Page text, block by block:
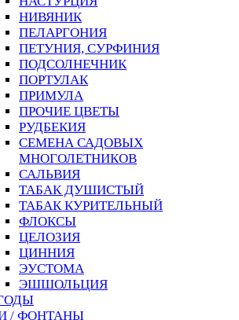
НИВЯНИК
ПЕЛАРГОНИЯ
ПЕТУНИЯ, СУРФИНИЯ
ПОДСОЛНЕЧНИК
ПОРТУЛАК
ПРИМУЛА
ПРОЧИЕ ЦВЕТЫ
РУДБЕКИЯ
СЕМЕНА САДОВЫХ
МНОГОЛЕТНИКОВ
САЛЬВИЯ
ТАБАК ДУШИСТЫЙ
ТАБАК КУРИТЕЛЬНЫЙ
ФЛОКСЫ
ЦЕЛОЗИЯ
ЦИННИЯ
ЭУСТОМА
ЭШШОЛЬЦИЯ
/ ФОНТАНЫ